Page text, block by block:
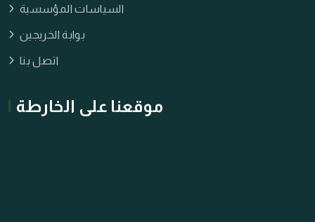
السياسات المؤسسية
بوابة الخريجين
اتصل بنا
موقعنا على الخارطة